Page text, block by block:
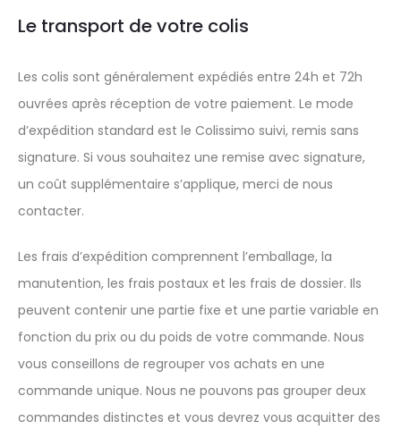
Le transport de votre colis
Les colis sont généralement expédiés entre 24h et 72h
ouvrées après réception de votre paiement. Le mode
d’expédition standard est le Colissimo suivi, remis sans
signature. Si vous souhaitez une remise avec signature,
un coût supplémentaire s’applique, merci de nous
contacter.
Les frais d’expédition comprennent l’emballage, la
manutention, les frais postaux et les frais de dossier. Ils
peuvent contenir une partie fixe et une partie variable en
fonction du prix ou du poids de votre commande. Nous
vous conseillons de regrouper vos achats en une
commande unique. Nous ne pouvons pas grouper deux
commandes distinctes et vous devrez vous acquitter des